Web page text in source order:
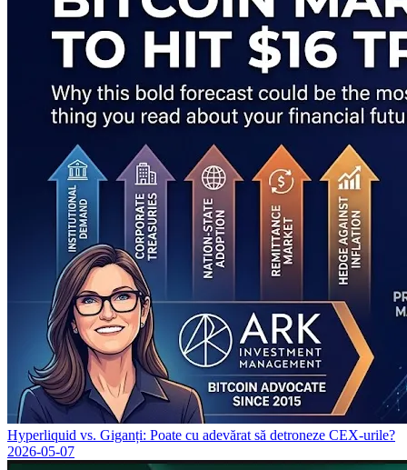
Hyperliquid vs. Giganți: Poate cu adevărat să detroneze CEX-urile?
2026-05-07